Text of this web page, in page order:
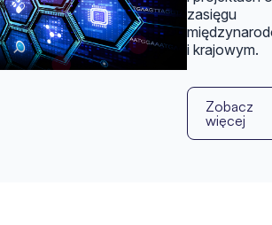
zasięgu
i krajowym.
Zobacz
więcej